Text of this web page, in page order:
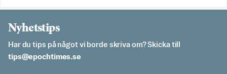
Nyhetstips
Har du tips på något vi borde skriva om? Skicka till
es.semithcope@spit